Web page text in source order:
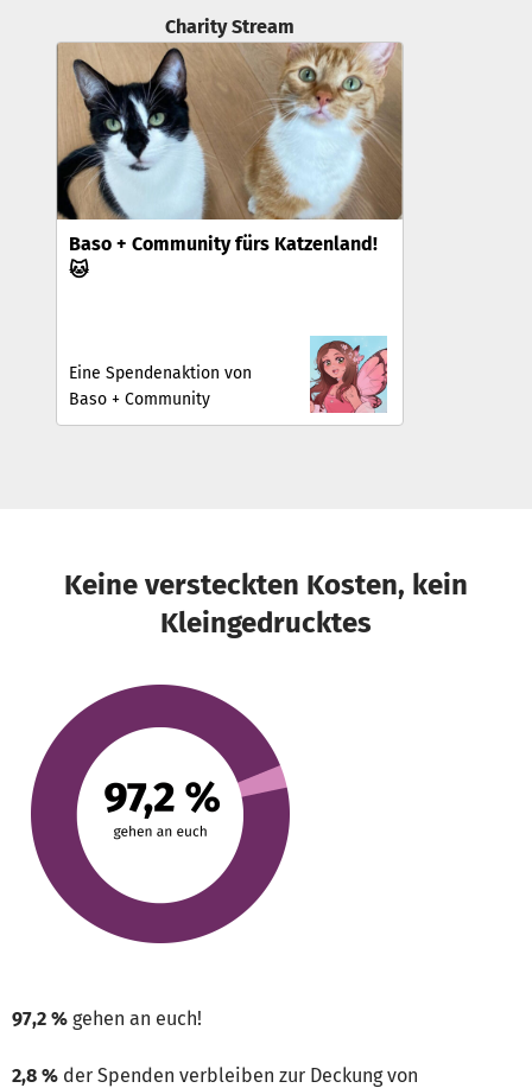
Charity Stream
Baso + Community fürs Katzenland!
🐱
Eine Spendenaktion von
Baso + Community
Keine versteckten Kosten, kein
Kleingedrucktes
97,2 % gehen an euch!
2,8 % der Spenden verbleiben zur Deckung von